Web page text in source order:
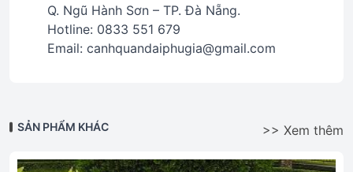
Q. Ngũ Hành Sơn – TP. Đà Nẵng.
Hotline: 0833 551 679
Email: canhquandaiphugia@gmail.com
SẢN PHẨM KHÁC >> Xem thêm